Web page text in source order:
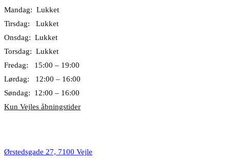
Mandag: Lukket
Tirsdag: Lukket
Onsdag: Lukket
Torsdag: Lukket
Fredag: 15:00 – 19:00
Lørdag: 12:00 – 16:00
Søndag: 12:00 – 16:00
Kun Vejles åbningstider
Ørstedsgade 27, 7100 Vejle